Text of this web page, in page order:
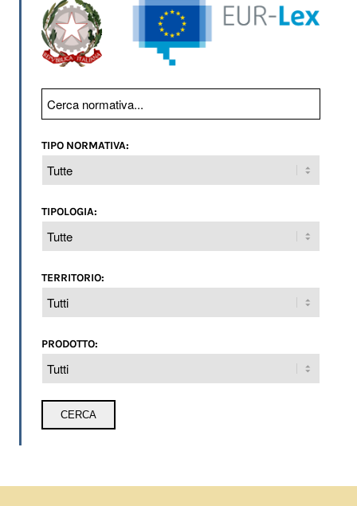
TIPO NORMATIVA:
TIPOLOGIA:
TERRITORIO:
PRODOTTO: